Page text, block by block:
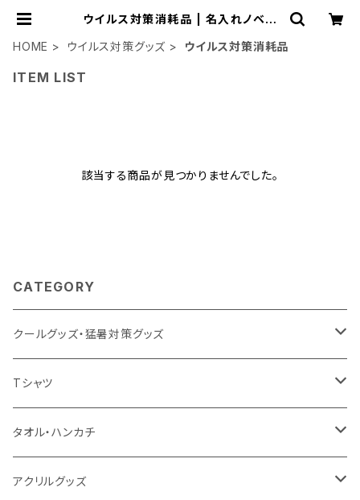
ウイルス対策消耗品 | 名入れノベル
HOME
ウイルス対策グッズ ウイルス対策消耗品
ITEM LIST
該当する商品が見つかりませんでした。
CATEGORY
クールグッズ・猛暑対策グッズ
扇風機
うちわ
猛暑グッズ
Tシャツ
カスタムプリントTシャツ（国内プリント）
イージーオーダーTシャツ（海外生産）
タオル・ハンカチ
名入れタオル
アクリルグッズ